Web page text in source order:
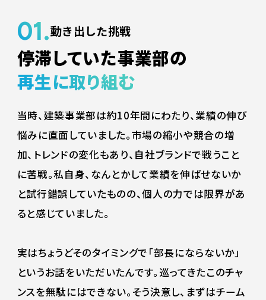
01.動き出した挑戦
停滞していた事業部の
再生に取り組む
当時、建築事業部は約10年間にわたり、業績の伸び
悩みに直面していました。市場の縮小や競合の増
加、トレンドの変化もあり、自社ブランドで戦うこと
に苦戦。私自身、なんとかして業績を伸ばせないか
と試行錯誤していたものの、個人の力では限界があ
ると感じていました。
実はちょうどそのタイミングで「部長にならないか」
というお話をいただいたんです。巡ってきたこのチャ
ンスを無駄にはできない。そう決意し、まずはチーム